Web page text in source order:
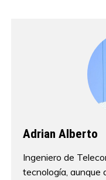
Adrian Alberto
Ingeniero de
tecnología, aunque